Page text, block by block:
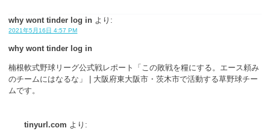
why wont tinder log in より:
2021年5月16日 4:57 PM
why wont tinder log in
楠根軟式野球リーグ公式戦レポート「この敗戦を糧にする。エース頼み
のチームにはなるな」 | 大阪府東大阪市・茨木市で活動する草野球チー
ムです。
tinyurl.com より: